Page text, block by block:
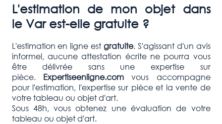
L'estimation de mon objet dans
le Var est-elle gratuite ?
L'estimation en ligne est gratuite. S'agissant d'un avis
informel, aucune attestation écrite ne pourra vous
être délivrée sans une expertise sur
pièce. Expertiseenligne.comvous accompagne
pour l'estimation, l'expertise sur pièce et la vente de
votre tableau ou objet d'art.
Sous 48h, vous obtenez une évaluation de votre
tableau ou objet d'art.